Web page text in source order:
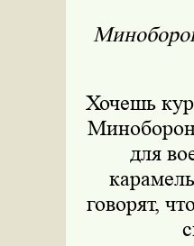
Хочешь
для
говорят,